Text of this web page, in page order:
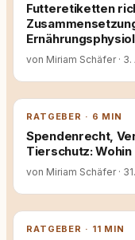
Futteretiketten
von Miriam Schäfer · 3.
RATGEBER · 6 MIN
Spendenrecht,
Tierschutz:
von Miriam Schäfer ·
RATGEBER · 11 MIN